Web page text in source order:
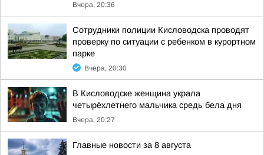
Вчера, 20:36
Сотрудники полиции Кисловодска проводят
проверку по ситуации с ребенком в курортном
парке
Вчера, 20:30
В Кисловодске женщина украла
четырёхлетнего мальчика средь бела дня
Вчера, 20:27
Главные новости за 8 августа